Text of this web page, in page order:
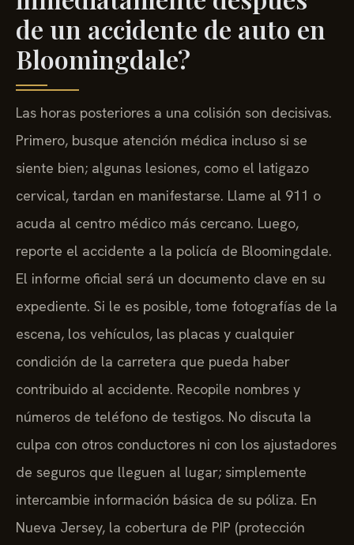
de un accidente de auto en
Bloomingdale?
Las horas posteriores a una colisión son decisivas.
Primero, busque atención médica incluso si se
siente bien; algunas lesiones, como el latigazo
cervical, tardan en manifestarse. Llame al 911 o
acuda al centro médico más cercano. Luego,
reporte el accidente a la policía de Bloomingdale.
El informe oficial será un documento clave en su
expediente. Si le es posible, tome fotografías de la
escena, los vehículos, las placas y cualquier
condición de la carretera que pueda haber
contribuido al accidente. Recopile nombres y
números de teléfono de testigos. No discuta la
culpa con otros conductores ni con los ajustadores
de seguros que lleguen al lugar; simplemente
intercambie información básica de su póliza. En
Nueva Jersey, la cobertura de PIP (protección